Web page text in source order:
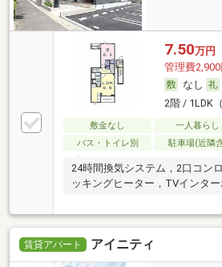
7.50万円
管理費2,900
なし
2階 / 1LDK
敷金なし 一人暮らし
バス・トイレ別
駐車場(近隣
24時間換気システム，2口コン
ッキングヒーター，TVインタ
賃貸アパート アイニティ